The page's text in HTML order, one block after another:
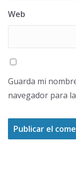
Web
Guarda mi
navegador para